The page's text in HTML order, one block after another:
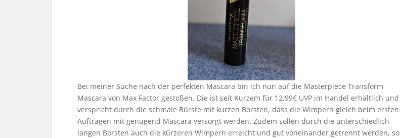
Bei meiner Suche nach der perfekten Mascara bin ich nun auf die Masterpiece Transform
Mascara von Max Factor gestoßen. Die ist seit Kurzem für 12,99€ UVP im Handel erhältlich und
verspricht durch die schmale Bürste mit kurzen Borsten, dass die Wimpern gleich beim ersten
Auftragen mit genügend Mascara versorgt werden. Zudem sollen durch die unterschiedlich
langen Borsten auch die kürzeren Wimpern erreicht und gut voneinander getrennt werden, so